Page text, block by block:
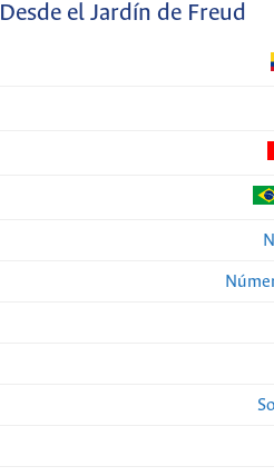
Desde el Jardín de Freud